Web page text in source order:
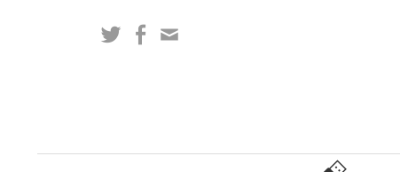
ス
TwitterFacebook